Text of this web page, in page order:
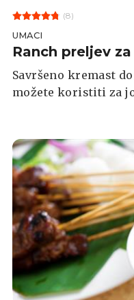
(8)
UMACI
Ranch preljev
Savršeno kremast
možete koristiti za